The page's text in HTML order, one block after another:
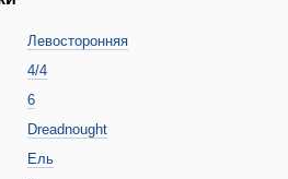
Левосторонняя
4/4
6
Dreadnought
Ель